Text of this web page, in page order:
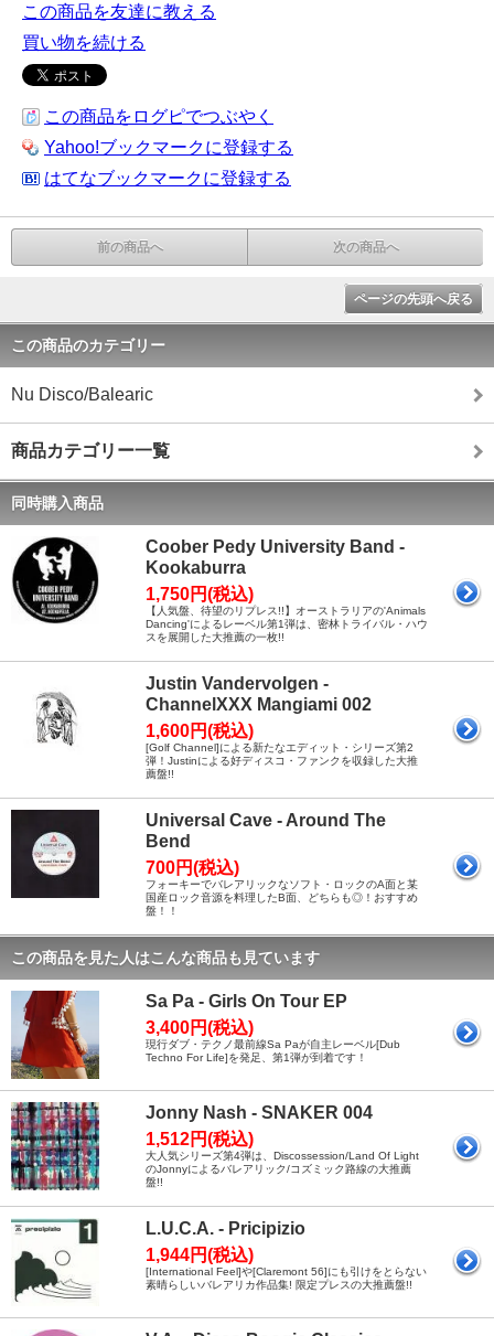
この商品を友達に教える
買い物を続ける
この商品をログピでつぶやく
Yahoo!ブックマークに登録する
はてなブックマークに登録する
前の商品へ 次の商品へ
ページの先頭へ戻る
この商品のカテゴリー
Nu Disco/Balearic
商品カテゴリー一覧
同時購入商品
Coober Pedy University Band -
Kookaburra
1,750円(税込)
【人気盤、待望のリプレス!!】オーストラリアの'Animals
Dancing'によるレーベル第1弾は、密林トライバル・ハウ
スを展開した大推薦の一枚!!
Justin Vandervolgen -
ChannelXXX Mangiami 002
1,600円(税込)
[Golf Channel]による新たなエディット・シリーズ第2
弾！Justinによる好ディスコ・ファンクを収録した大推
薦盤!!
Universal Cave - Around The
Bend
700円(税込)
フォーキーでバレアリックなソフト・ロックのA面と某
国産ロック音源を料理したB面、どちらも◎！おすすめ
盤！！
この商品を見た人はこんな商品も見ています
Sa Pa - Girls On Tour EP
3,400円(税込)
現行ダブ・テクノ最前線Sa Paが自主レーベル[Dub
Techno For Life]を発足、第1弾が到着です！
Jonny Nash - SNAKER 004
1,512円(税込)
大人気シリーズ第4弾は、Discossession/Land Of Light
のJonnyによるバレアリック/コズミック路線の大推薦
盤!!
L.U.C.A. - Pricipizio
1,944円(税込)
[International Feel]や[Claremont 56]にも引けをとらない
素晴らしいバレアリカ作品集! 限定プレスの大推薦盤!!